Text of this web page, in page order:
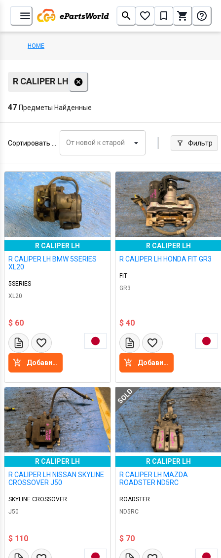
HOME
R CALIPER LH
47 Предметы Найденные
От новой к старой Фильтр
R CALIPER LH
R CALIPER LH BMW 5SERIES
XL20
5SERIES
XL20
$ 60
Добавить в корзину
R CALIPER LH
R CALIPER LH HONDA FIT GR3
FIT
GR3
$ 40
Добавить в корзину
R CALIPER LH
R CALIPER LH NISSAN SKYLINE
CROSSOVER J50
SKYLINE CROSSOVER
J50
$ 110
SOLD
R CALIPER LH
R CALIPER LH MAZDA
ROADSTER ND5RC
ROADSTER
ND5RC
$ 70